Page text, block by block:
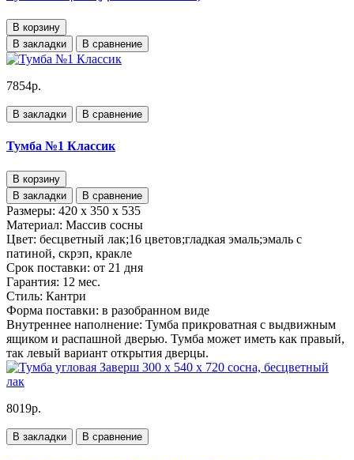
В корзину
В закладки
В сравнение
7854р.
В закладки В сравнение
Тумба №1 Классик
В корзину
В закладки
В сравнение
Размеры: 420 x 350 x 535
Материал: Массив сосны
Цвет: бесцветный лак;16 цветов;гладкая эмаль;эмаль с
патиной, скрэп, кракле
Срок поставки: от 21 дня
Гарантия: 12 мес.
Стиль: Кантри
Форма поставки: в разобранном виде
Внутреннее наполнение: Тумба прикроватная с выдвижным
ящиком и распашной дверью. Тумба может иметь как правый,
так левый вариант открытия дверцы.
8019р.
В закладки В сравнение